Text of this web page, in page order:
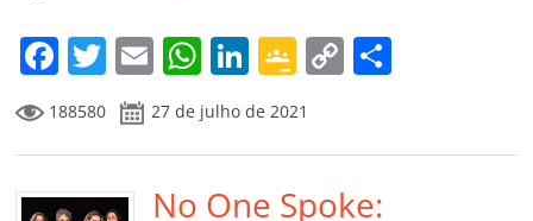
m
F
a
c
e
b
T
w
itt
er
E
m
ai
l
W
h
at
s
A
Li
n
k
e
dI
G
o
o
gl
e
C
y
Li
p
188580 27 de julho de 2021
No One Spoke: